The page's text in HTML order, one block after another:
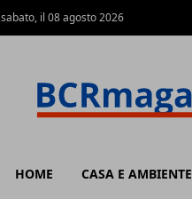
sabato, il 08 agosto 2026
HOME CASA E AMBIENTE